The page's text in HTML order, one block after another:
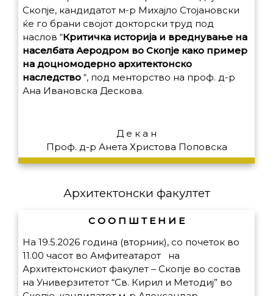
Скопје, кандидатот м-р Михајло Стојановски
ќе го брани својот докторски труд под
наслов “Критичка историја и вреднување на
населбата Аеродром во Скопје како пример
на доцномодерно архитектонско
наследство “, под менторство на проф. д-р
Ана Ивановска Дескова.
Д е к а н
Проф. д-р Анета Христова Поповска
Архитектонски факултет
С О О П Ш Т Е Н И Е
На 19.5.2026 година (вторник), со почеток во
11.00 часот во Амфитеатарот на
Архитектонскиот факулет – Скопје во состав
на Универзитетот “Св. Кирил и Методиј” во